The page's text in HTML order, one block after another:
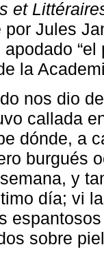
et
por Jules
la
nos dio
callada
dónde, a
burgués
y
día; vi
sobre